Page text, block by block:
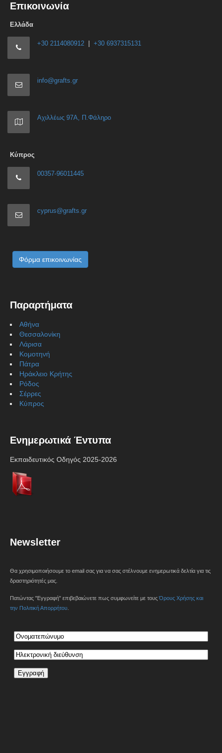
Επικοινωνία
Ελλάδα
+30 2114080912 +30 6937315131
info@grafts.gr
Αχιλλέως 97Α, Π.Φάληρο
Κύπρος
00357-96011445
cyprus@grafts.gr
Φόρμα επικοινωνίας
Παραρτήματα
Αθήνα
Θεσσαλονίκη
Λάρισα
Κομοτηνή
Πάτρα
Ηράκλειο Κρήτης
Ρόδος
Σέρρες
Κύπρος
Ενημερωτικά Έντυπα
Εκπαιδευτικός Οδηγός 2025-2026
Newsletter
Θα χρησιμοποιήσουμε το email σας για να σας στέλνουμε ενημερωτικά δελτία για τις
δραστηριότητές μας.
Πατώντας "Εγγραφή" επιβεβαιώνετε πως συμφωνείτε με τους Όρους Χρήσης και
την Πολιτική Απορρήτου